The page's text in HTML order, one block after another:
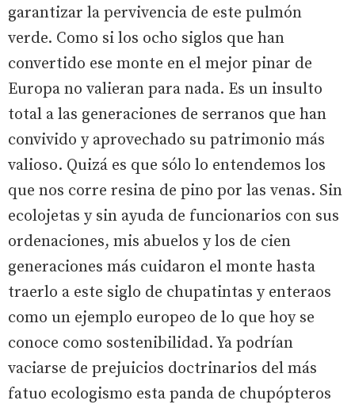
garantizar la pervivencia de este pulmón
verde. Como si los ocho siglos que han
convertido ese monte en el mejor pinar de
Europa no valieran para nada. Es un insulto
total a las generaciones de serranos que han
convivido y aprovechado su patrimonio más
valioso. Quizá es que sólo lo entendemos los
que nos corre resina de pino por las venas. Sin
ecolojetas y sin ayuda de funcionarios con sus
ordenaciones, mis abuelos y los de cien
generaciones más cuidaron el monte hasta
traerlo a este siglo de chupatintas y enteraos
como un ejemplo europeo de lo que hoy se
conoce como sostenibilidad. Ya podrían
vaciarse de prejuicios doctrinarios del más
fatuo ecologismo esta panda de chupópteros